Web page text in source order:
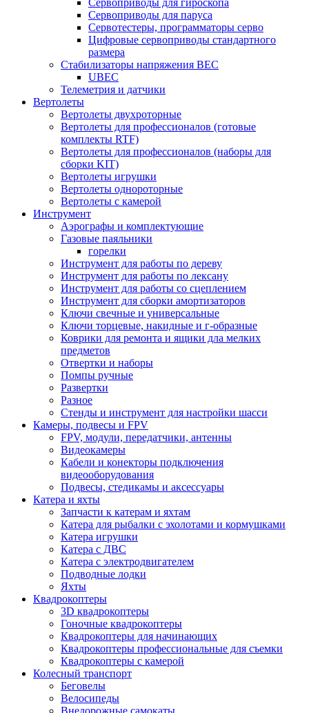
Сервоприводы для гироскопа
Сервоприводы для паруса
Сервотестеры, программаторы серво
Цифровые сервоприводы стандартного
размера
Стабилизаторы напряжения BEC
UBEC
Телеметрия и датчики
Вертолеты
Вертолеты двухроторные
Вертолеты для профессионалов (готовые
комплекты RTF)
Вертолеты для профессионалов (наборы для
сборки KIT)
Вертолеты игрушки
Вертолеты однороторные
Вертолеты с камерой
Инструмент
Аэрографы и комплектующие
Газовые паяльники
горелки
Инструмент для работы по дереву
Инструмент для работы по лексану
Инструмент для работы со сцеплением
Инструмент для сборки амортизаторов
Ключи свечные и универсальные
Ключи торцевые, накидные и г-образные
Коврики для ремонта и ящики дла мелких
предметов
Отвертки и наборы
Помпы ручные
Развертки
Разное
Стенды и инструмент для настройки шасси
Камеры, подвесы и FPV
FPV, модули, передатчики, антенны
Видеокамеры
Кабели и конекторы подключения
видеооборудования
Подвесы, стедикамы и аксессуары
Катера и яхты
Запчасти к катерам и яхтам
Катера для рыбалки с эхолотами и кормушками
Катера игрушки
Катера с ДВС
Катера с электродвигателем
Подводные лодки
Яхты
Квадрокоптеры
3D квадрокоптеры
Гоночные квадрокоптеры
Квадрокоптеры для начинающих
Квадрокоптеры профессиональные для съемки
Квадрокоптеры с камерой
Колесный транспорт
Беговелы
Велосипеды
Внедорожные самокаты